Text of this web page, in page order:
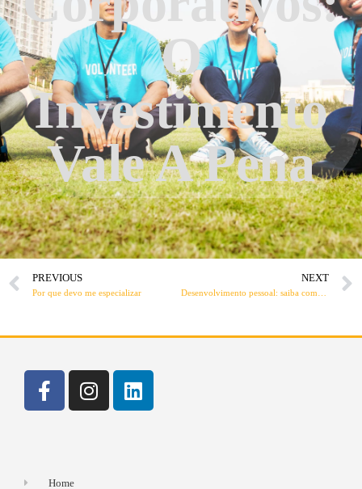
O
Investimento
Vale A Pena
PREVIOUS
Por que devo me especializar
NEXT
Home